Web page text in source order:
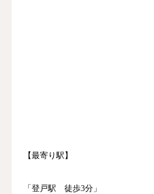
【最寄り駅】
「登戸駅 徒歩3分」